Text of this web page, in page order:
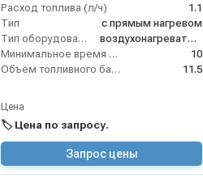
Расход топлива (л/ч)
1.1
Тип
с прямым нагревом
Тип оборудования
воздухонагреватель
Минимальное время работы при полном баке (ч)
10
Объём топливного бака (л)
11.5
Цена
🏷️ Цена по запросу.
Запрос цены